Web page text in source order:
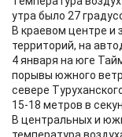
утра было 27
В краевом центре и
территорий, на
4 января на юге
порывы южного
севере
15-18 метров в
В центральных и